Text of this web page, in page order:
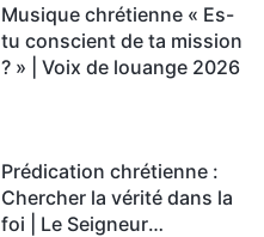
Musique chrétienne « Es-
tu conscient de ta mission
? » | Voix de louange 2026
Prédication chrétienne :
Chercher la vérité dans la
foi | Le Seigneur